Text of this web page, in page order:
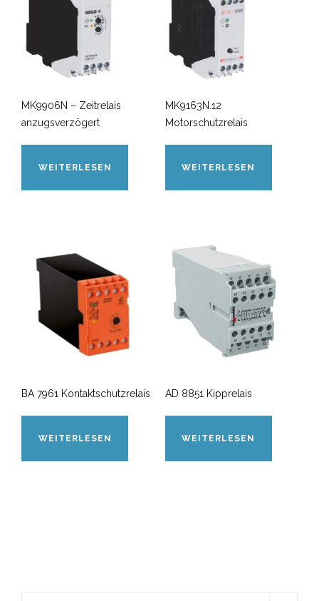
MK9906N – Zeitrelais
anzugsverzögert
WEITERLESEN
MK9163N.12
Motorschutzrelais
WEITERLESEN
BA 7961 Kontaktschutzrelais
WEITERLESEN
AD 8851 Kipprelais
WEITERLESEN